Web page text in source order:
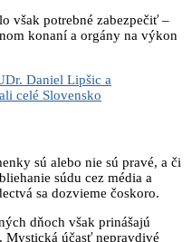
však potrebné zabezpečiť –
konaní a orgány na výkon
Daniel Lipšic a
celé Slovensko
sú alebo nie sú pravé, a či
súdu cez média a
sa dozvieme čoskoro.
dňoch však prinášajú
účasť nepravdivé